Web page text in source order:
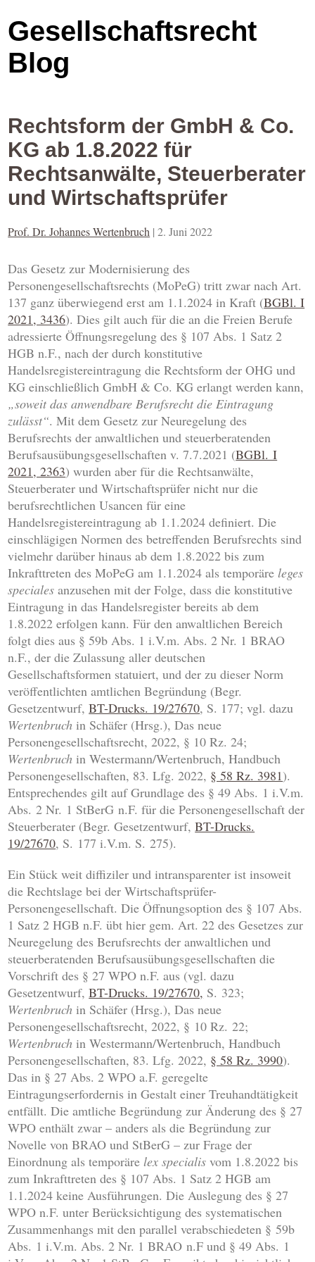
Gesellschaftsrecht
Blog
Rechtsform der GmbH & Co.
KG ab 1.8.2022 für
Rechtsanwälte, Steuerberater
und Wirtschaftsprüfer
Prof. Dr. Johannes Wertenbruch |2. Juni 2022
Das Gesetz zur Modernisierung des
Personengesellschaftsrechts (MoPeG) tritt zwar nach Art.
137 ganz überwiegend erst am 1.1.2024 in Kraft (BGBl. I
2021, 3436). Dies gilt auch für die an die Freien Berufe
adressierte Öffnungsregelung des § 107 Abs. 1 Satz 2
HGB n.F., nach der durch konstitutive
Handelsregistereintragung die Rechtsform der OHG und
KG einschließlich GmbH & Co. KG erlangt werden kann,
„soweit das anwendbare Berufsrecht die Eintragung
zulässt“. Mit dem Gesetz zur Neuregelung des
Berufsrechts der anwaltlichen und steuerberatenden
Berufsausübungsgesellschaften v. 7.7.2021 (BGBl. I
2021, 2363) wurden aber für die Rechtsanwälte,
Steuerberater und Wirtschaftsprüfer nicht nur die
berufsrechtlichen Usancen für eine
Handelsregistereintragung ab 1.1.2024 definiert. Die
einschlägigen Normen des betreffenden Berufsrechts sind
vielmehr darüber hinaus ab dem 1.8.2022 bis zum
Inkrafttreten des MoPeG am 1.1.2024 als temporäreleges
speciales anzusehen mit der Folge, dass die konstitutive
Eintragung in das Handelsregister bereits ab dem
1.8.2022 erfolgen kann. Für den anwaltlichen Bereich
folgt dies aus § 59b Abs. 1 i.V.m. Abs. 2 Nr. 1 BRAO
n.F., der die Zulassung aller deutschen
Gesellschaftsformen statuiert, und der zu dieser Norm
veröffentlichten amtlichen Begründung (Begr.
Gesetzentwurf,BT-Drucks. 19/27670, S. 177; vgl. dazu
Wertenbruchin Schäfer (Hrsg.), Das neue
Personengesellschaftsrecht, 2022, § 10 Rz. 24;
Wertenbruch in Westermann/Wertenbruch, Handbuch
Personengesellschaften, 83. Lfg. 2022, § 58 Rz. 3981).
Entsprechendes gilt auf Grundlage des § 49 Abs. 1 i.V.m.
Abs. 2 Nr. 1 StBerG n.F. für die Personengesellschaft der
Steuerberater (Begr. Gesetzentwurf,BT-Drucks.
19/27670, S. 177 i.V.m. S. 275).
Ein Stück weit diffiziler und intransparenter ist insoweit
die Rechtslage bei der Wirtschaftsprüfer-
Personengesellschaft. Die Öffnungsoption des § 107 Abs.
1 Satz 2 HGB n.F. übt hier gem. Art. 22 des Gesetzes zur
Neuregelung des Berufsrechts der anwaltlichen und
steuerberatenden Berufsausübungsgesellschaften die
Vorschrift des § 27 WPO n.F. aus (vgl. dazu
Gesetzentwurf,BT-Drucks. 19/27670, S. 323;
Wertenbruchin Schäfer (Hrsg.), Das neue
Personengesellschaftsrecht, 2022, § 10 Rz. 22;
Wertenbruch in Westermann/Wertenbruch, Handbuch
Personengesellschaften, 83. Lfg. 2022, § 58 Rz. 3990).
Das in § 27 Abs. 2 WPO a.F. geregelte
Eintragungserfordernis in Gestalt einer Treuhandtätigkeit
entfällt. Die amtliche Begründung zur Änderung des § 27
WPO enthält zwar – anders als die Begründung zur
Novelle von BRAO und StBerG – zur Frage der
Einordnung als temporärelex specialis vom 1.8.2022 bis
zum Inkrafttreten des § 107 Abs. 1 Satz 2 HGB am
1.1.2024 keine Ausführungen. Die Auslegung des § 27
WPO n.F. unter Berücksichtigung des systematischen
Zusammenhangs mit den parallel verabschiedeten § 59b
Abs. 1 i.V.m. Abs. 2 Nr. 1 BRAO n.F und § 49 Abs. 1